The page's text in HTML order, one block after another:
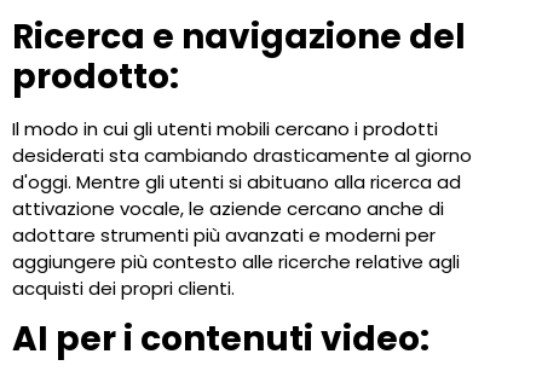
Ricerca e navigazione del
prodotto:
Il modo in cui gli utenti mobili cercano i prodotti
desiderati sta cambiando drasticamente al giorno
d'oggi. Mentre gli utenti si abituano alla ricerca ad
attivazione vocale, le aziende cercano anche di
adottare strumenti più avanzati e moderni per
aggiungere più contesto alle ricerche relative agli
acquisti dei propri clienti.
AI per i contenuti video: